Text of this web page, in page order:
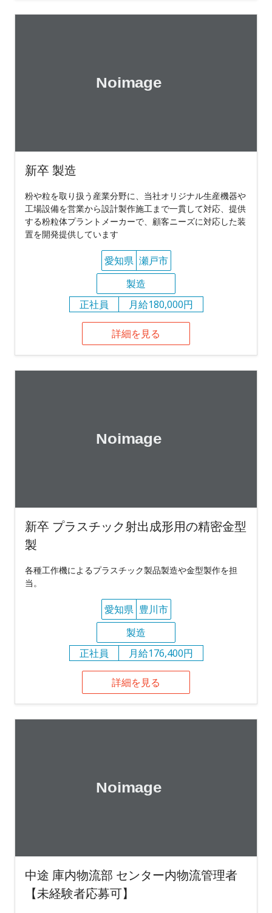
新卒 製造
粉や粒を取り扱う産業分野に、当社オリジナル生産機器や
工場設備を営業から設計製作施工まで一貫して対応、提供
する粉粒体プラントメーカーで、顧客ニーズに対応した装
置を開発提供しています
愛知県 瀬戸市
製造
正社員
月給180,000円
詳細を見る
新卒 プラスチック射出成形用の精密金型
製
各種工作機によるプラスチック製品製造や金型製作を担
当。
愛知県 豊川市
製造
正社員
月給176,400円
詳細を見る
中途 庫内物流部 センター内物流管理者
【未経験者応募可】